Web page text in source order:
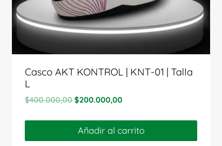
Casco AKT KONTROL | KNT-01 | Talla
L
$400.000,00 El
original
era:
$200.000,00El
actual
es:
Añadir al carrito